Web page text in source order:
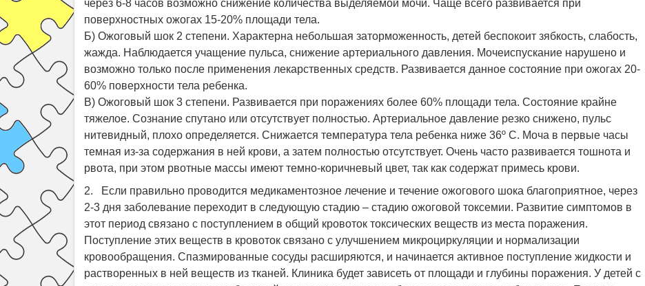
через 6-8 часов возможно снижение количества выделяемой мочи. Чаще всего развивается при
поверхностных ожогах 15-20% площади тела.
Б) Ожоговый шок 2 степени. Характерна небольшая заторможенность, детей беспокоит зябкость, слабость,
жажда. Наблюдается учащение пульса, снижение артериального давления. Мочеиспускание нарушено и
возможно только после применения лекарственных средств. Развивается данное состояние при ожогах 20-
60% поверхности тела ребенка.
В) Ожоговый шок 3 степени. Развивается при поражениях более 60% площади тела. Состояние крайне
тяжелое. Сознание спутано или отсутствует полностью. Артериальное давление резко снижено, пульс
нитевидный, плохо определяется. Снижается температура тела ребенка ниже 36º С. Моча в первые часы
темная из-за содержания в ней крови, а затем полностью отсутствует. Очень часто развивается тошнота и
рвота, при этом рвотные массы имеют темно-коричневый цвет, так как содержат примесь крови.
2. Если правильно проводится медикаментозное лечение и течение ожогового шока благоприятное, через
2-3 дня заболевание переходит в следующую стадию – стадию ожоговой токсемии. Развитие симптомов в
этот период связано с поступлением в общий кровоток токсических веществ из места поражения.
Поступление этих веществ в кровоток связано с улучшением микроциркуляции и нормализации
кровообращения. Спазмированные сосуды расширяются, и начинается активное поступление жидкости и
растворенных в ней веществ из тканей. Клиника будет зависеть от площади и глубины поражения. У детей с